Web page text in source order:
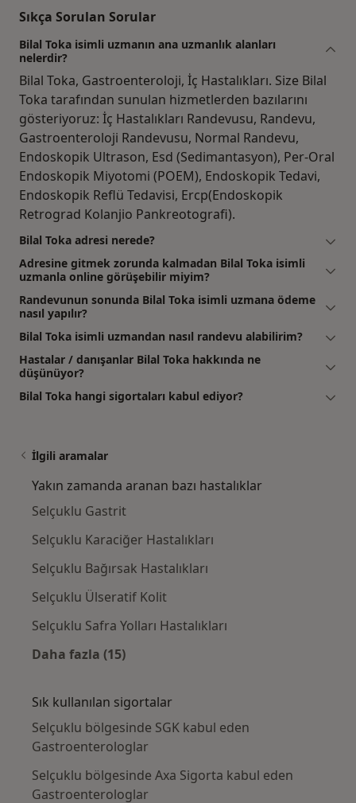
Sıkça Sorulan Sorular
Bilal Toka isimli uzmanın ana uzmanlık alanları
nelerdir?
Bilal Toka, Gastroenteroloji, İç Hastalıkları. Size Bilal
Toka tarafından sunulan hizmetlerden bazılarını
gösteriyoruz: İç Hastalıkları Randevusu, Randevu,
Gastroenteroloji Randevusu, Normal Randevu,
Endoskopik Ultrason, Esd (Sedimantasyon), Per-Oral
Endoskopik Miyotomi (POEM), Endoskopik Tedavi,
Endoskopik Reflü Tedavisi, Ercp(Endoskopik
Retrograd Kolanjio Pankreotografi).
Bilal Toka adresi nerede?
Adresine gitmek zorunda kalmadan Bilal Toka isimli
uzmanla online görüşebilir miyim?
Randevunun sonunda Bilal Toka isimli uzmana ödeme
nasıl yapılır?
Bilal Toka isimli uzmandan nasıl randevu alabilirim?
Hastalar / danışanlar Bilal Toka hakkında ne
düşünüyor?
Bilal Toka hangi sigortaları kabul ediyor?
İlgili aramalar
Yakın zamanda aranan bazı hastalıklar
Selçuklu Gastrit
Selçuklu Karaciğer Hastalıkları
Selçuklu Bağırsak Hastalıkları
Selçuklu Ülseratif Kolit
Selçuklu Safra Yolları Hastalıkları
Daha fazla (15)
Sık kullanılan sigortalar
Selçuklu bölgesinde SGK kabul eden
Gastroenterologlar
Selçuklu bölgesinde Axa Sigorta kabul eden
Gastroenterologlar